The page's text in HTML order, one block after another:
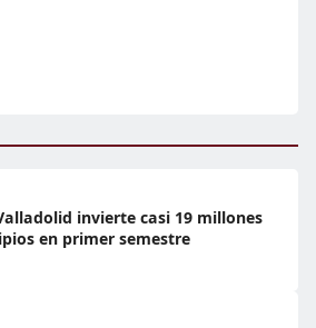
invierte casi 19 millones
en primer semestre